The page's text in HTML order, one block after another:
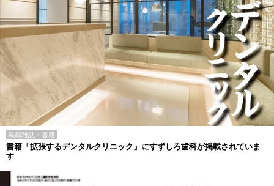
掲載雑誌・書籍
書籍「拡張するデンタルクリニック」にすずしろ歯科が掲載されていま
す